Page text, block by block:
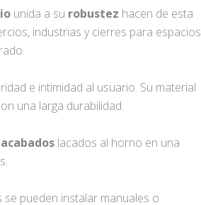
unida a su robustez hacen de esta
industrias y cierres para espacios
e intimidad al usuario. Su material
una larga durabilidad.
acabados lacados al horno en una
pueden instalar manuales o